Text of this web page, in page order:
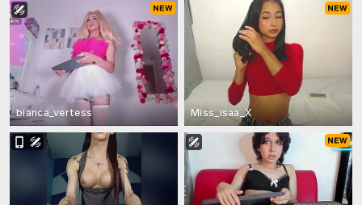
bianca_vertess Miss_isaa_X